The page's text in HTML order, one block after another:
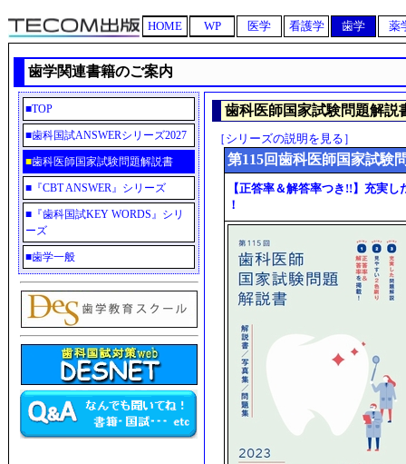
HOME WP 医学 看護学 歯学 薬
歯学関連書籍のご案内
■TOP
■歯科国試ANSWERシリーズ2027
■歯科医師国家試験問題解説書
■ 『CBT ANSWER』シリーズ
■ 『歯科国試KEY WORDS』シリ
ーズ
■歯学一般
歯科医師国家試験問題解説
［シリーズの説明を見る］
第115回歯科医師国家試験
【正答率＆解答率つき!!】充実
！